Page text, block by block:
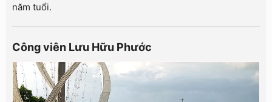
năm tuổi.
Công viên Lưu Hữu Phước